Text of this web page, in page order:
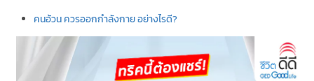
คนอ้วน ควรออกกำลังกาย อย่างไรดี?